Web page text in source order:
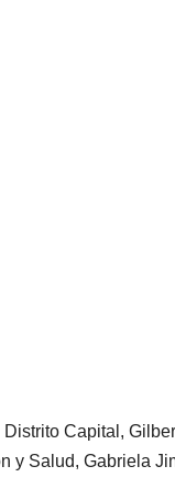
Capital,
y Salud, Gabriela